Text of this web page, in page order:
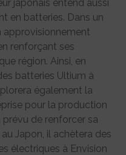
japonais entend aussi
en batteries. Dans un
approvisionnement
renforçant ses
région. Ainsi, en
batteries Ultium à
également la
pour la production
prévu de renforcer sa
Japon, il achètera des
électriques à Envision